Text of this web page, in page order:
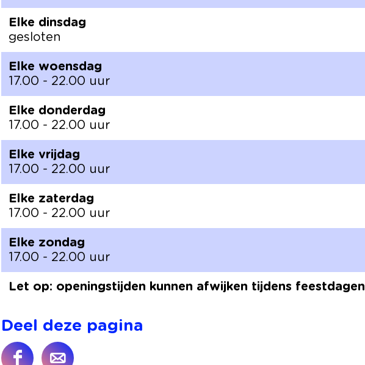
Elke dinsdag
gesloten
Elke woensdag
17.00 - 22.00 uur
Elke donderdag
17.00 - 22.00 uur
Elke vrijdag
17.00 - 22.00 uur
Elke zaterdag
17.00 - 22.00 uur
Elke zondag
17.00 - 22.00 uur
Let op: openingstijden kunnen afwijken tijdens feestdagen
Deel deze pagina